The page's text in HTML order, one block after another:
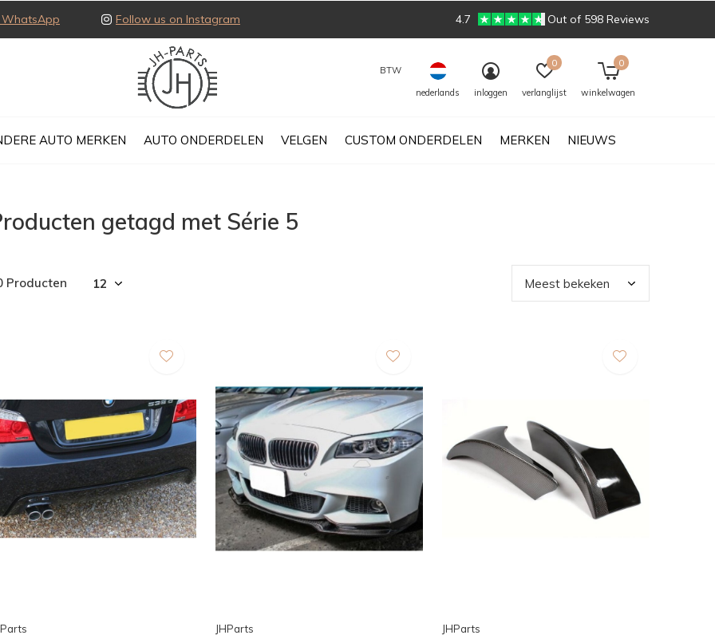
AUTO MERKEN AUTO ONDERDELEN VELGEN CUSTOM ONDERDELEN MERKEN NIEUWS
BTW
nederlands
inloggen verlanglijst
0
winkelwagen
0
Follow us on Instagram 4.7 Out of 598 Reviews
getagd met Série 5
Producten
JHParts JHParts